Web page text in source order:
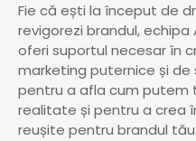
Fie că ești la început de
revigorezi brandul, echipa
oferi suportul necesar în
marketing puternice și
pentru a afla cum putem
realitate și pentru a crea
reușite pentru brandul